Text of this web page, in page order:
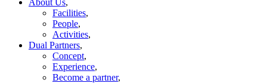
About Us,
Facilities,
People,
Activities,
Dual Partners,
Concept,
Experience,
Become a partner,